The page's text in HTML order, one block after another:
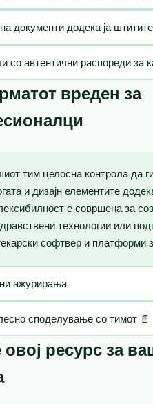
документи додека ја
со автентични распореди за
вреден за
тим целосна контрола да
и дизајн елементите
е совршена за
технологии или
софтвер и платформи
ажурирања
споделување со тимот 📄
ресурс за